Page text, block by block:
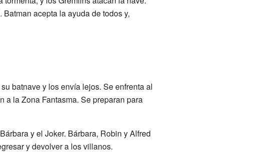
acepta la ayuda de todos y,
batnave y los envía lejos. Se enfrenta al
a la Zona Fantasma. Se preparan para
y el Joker. Bárbara, Robin y Alfred
y devolver a los villanos.